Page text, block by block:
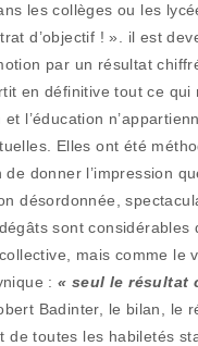
les collèges ou les
d’objectif ! ». il est
par un résultat
en définitive tout ce qui
l’éducation
Elles ont été
donner l’impression
désordonnée,
sont considérables
mais comme le
: « seul le résultat
Badinter, le bilan, le
de toutes les habiletés